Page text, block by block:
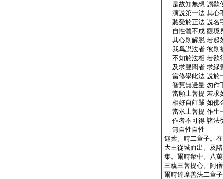
是故知無想 讃歎
演説第一法 其心
聽受於正法 説名
自性體不成 觀境
其心則解脱 若起
我爲説法者 彼則
不知於法相 若欲
及求聲聞者 求縁
當修學此法 説於
智慧無邊量 勿作
當願上菩提 若求
相好自莊嚴 如佛
當求上菩提 作生
作者不可得 諸法
無自性自性
迦葉。時二童子。
大王從城而出。及
集。爾時衆中。八
三藐三菩提心。阿
爾時達摩善法二童